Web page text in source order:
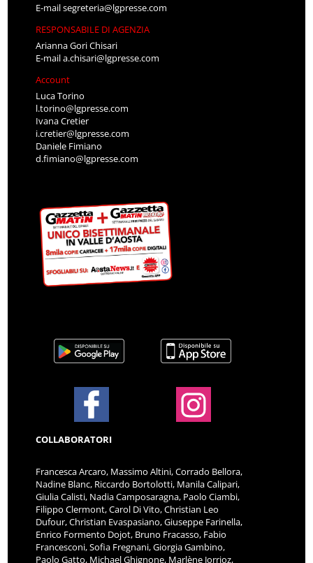
E-mailsegreteria@lgpresse.com
RESPONSABILE DI AGENZIA
Arianna Gori Chisari
E-maila.chisari@lgpresse.com
Account
Luca Torino
l.torino@lgpresse.com
Ivana Cretier
i.cretier@lgpresse.com
Daniele Fimiano
d.fimiano@lgpresse.com
COLLABORATORI
Francesca Arcaro, Massimo Altini, Corrado Bellora,
Nadine Blanc, Riccardo Bortolotti, Manila Calipari,
Giulia Calisti, Nadia Camposaragna, Paolo Ciambi,
Filippo Clermont, Carol Di Vito, Christian Leo
Dufour, Christian Evaspasiano, Giuseppe Farinella,
Enrico Formento Dojot, Bruno Fracasso, Fabio
Francesconi, Sofia Fregnani, Giorgia Gambino,
Paolo Gatto, Michael Ghignone, Marlène Jorrioz,